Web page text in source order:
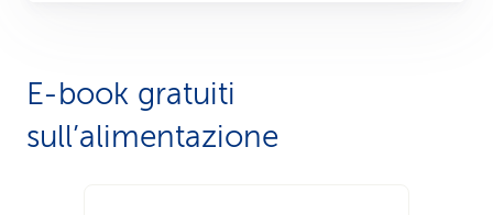
E-book gratuiti
sull’alimentazione